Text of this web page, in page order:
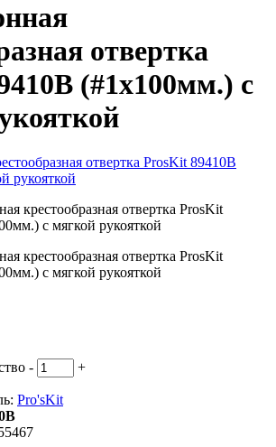
отвертка
(#1x100мм.) с
- +
Pro'sKit